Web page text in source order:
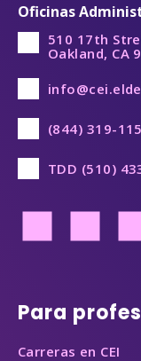
Oficinas
510 17th
Oakland, CA
(844) 319-
TDD (510)
Pie de
Para
Carreras en CEI